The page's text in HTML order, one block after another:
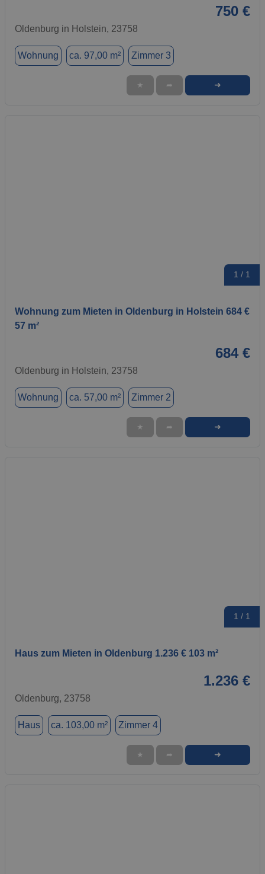
750 €
Oldenburg in Holstein, 23758
Wohnung ca. 97,00 m² Zimmer 3
★ ➦ ➜
1 / 1
Wohnung zum Mieten in Oldenburg in Holstein 684 €
57 m²
684 €
Oldenburg in Holstein, 23758
Wohnung ca. 57,00 m² Zimmer 2
★ ➦ ➜
1 / 1
Haus zum Mieten in Oldenburg 1.236 € 103 m²
1.236 €
Oldenburg, 23758
Haus ca. 103,00 m² Zimmer 4
★ ➦ ➜